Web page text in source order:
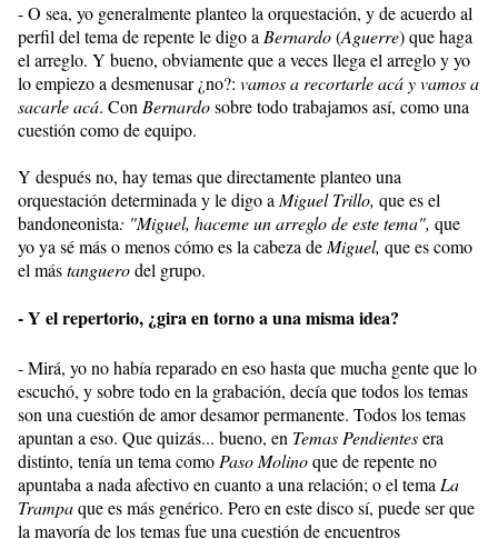
- O sea, yo generalmente planteo la orquestación, y de acuerdo al
perfil del tema de repente le digo aBernardo(Aguerre) que haga
el arreglo. Y bueno, obviamente que a veces llega el arreglo y yo
lo empiezo a desmenusar ¿no?: vamos a recortarle acá y vamos a
sacarle acá. ConBernardosobre todo trabajamos así, como una
cuestión como de equipo.
Y después no, hay temas que directamente planteo una
orquestación determinada y le digo aMiguel Trillo, que es el
bandoneonista: "Miguel, haceme un arreglo de este tema", que
yo ya sé más o menos cómo es la cabeza deMiguel, que es como
el mástanguerodel grupo.
- Y el repertorio, ¿gira en torno a una misma idea?
- Mirá, yo no había reparado en eso hasta que mucha gente que lo
escuchó, y sobre todo en la grabación, decía que todos los temas
son una cuestión de amor desamor permanente. Todos los temas
apuntan a eso. Que quizás... bueno, en Temas Pendientesera
distinto, tenía un tema comoPaso Molinoque de repente no
apuntaba a nada afectivo en cuanto a una relación; o el temaLa
Trampaque es más genérico. Pero en este disco sí, puede ser que
la mayoría de los temas fue una cuestión de encuentros